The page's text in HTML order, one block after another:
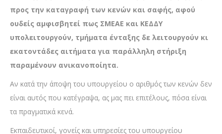
προς την καταγραφή των κενών και σαφής, αφού
ουδείς αμφισβητεί πως ΣΜΕΑΕ και ΚΕΔΔΥ
υπολειτουργούν, τμήματα ένταξης δε λειτουργούν κι
εκατοντάδες αιτήματα για παράλληλη στήριξη
παραμένουν ανικανοποίητα.
Αν κατά την άποψη του υπουργείου ο αριθμός των κενών δεν
είναι αυτός που κατέγραψα, ας μας πει επιτέλους, πόσα είναι
τα πραγματικά κενά.
Εκπαιδευτικοί, γονείς και υπηρεσίες του υπουργείου